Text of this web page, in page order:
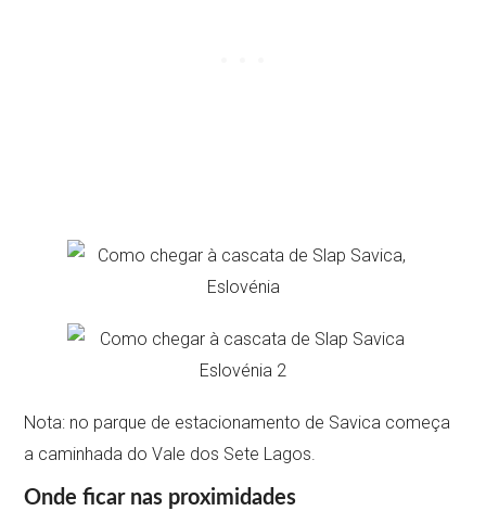
Nota: no parque de estacionamento de Savica começa
a caminhada do Vale dos Sete Lagos.
Onde ficar nas proximidades